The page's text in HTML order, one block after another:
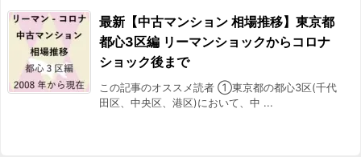
2018/03 -15.5%
2018/04 -9.6%
2018/05 -15.1%
最新【中古マンション 相場推移】東京都
都心3区編 リーマンショックからコロナ
ショック後まで
この記事のオススメ読者 ①東京都の都心3区(千代
田区、中央区、港区)において、中 ...